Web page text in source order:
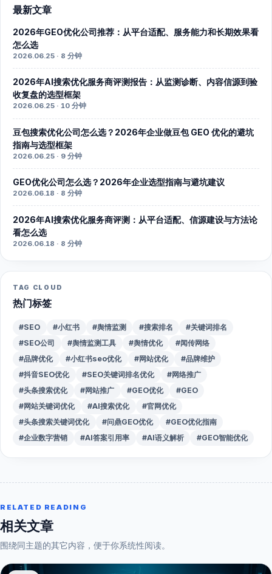
最新文章
2026年GEO优化公司推荐：从平台适配、服务能力和长期效果看
怎么选
2026.06.25 · 8 分钟
2026年AI搜索优化服务商评测报告：从监测诊断、内容信源到验
收复盘的选型框架
2026.06.25 · 10 分钟
豆包搜索优化公司怎么选？2026年企业做豆包 GEO 优化的避坑
指南与选型框架
2026.06.25 · 9 分钟
GEO优化公司怎么选？2026年企业选型指南与避坑建议
2026.06.18 · 8 分钟
2026年AI搜索优化服务商评测：从平台适配、信源建设与方法论
看怎么选
2026.06.18 · 8 分钟
TAG CLOUD
热门标签
#SEO #小红书 #舆情监测 #搜索排名
#关键词排名
#SEO公司
#舆情监测工具 #舆情优化
#闻传网络
#品牌优化
#小红书seo优化 #网站优化
#品牌维护
#抖音SEO优化
#SEO关键词排名优化
#网络推广
#头条搜索优化
#网站推广 #GEO优化
#GEO
#网站关键词优化
#AI搜索优化
#官网优化
#头条搜索关键词优化
#问鼎GEO优化
#GEO优化指南
#企业数字营销
#AI答案引用率 #AI语义解析 #GEO智能优化
RELATED READING
相关文章
围绕同主题的其它内容，便于你系统性阅读。